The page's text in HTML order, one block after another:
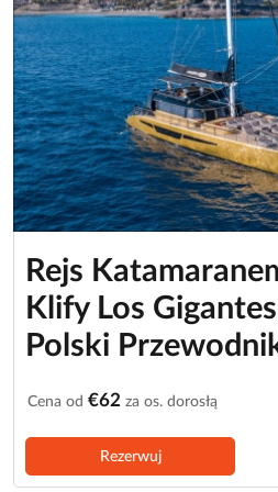
Rejs
Klify Los
Polski
Cena od €62 za os. dorosłą
Rezerwuj